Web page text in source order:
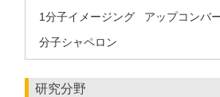
1分子イメージング
アップコンバ
分子シャペロン
研究分野